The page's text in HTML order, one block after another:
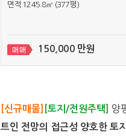
면적 1245.8㎡ (377평)
150,000 만원
[신규매물] [토지/전원주택] 양
트인 전망의 접근성 양호한 토